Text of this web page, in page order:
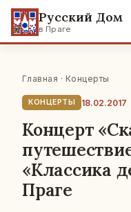
Русский Дом
в Праге
Главная · Концерты
КОНЦЕРТЫ 18.02.2017
Концерт
«Классика
Праге